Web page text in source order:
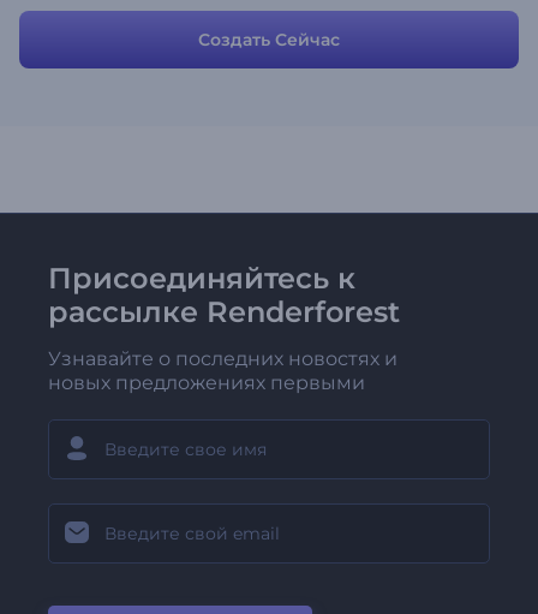
медиа-файлами и описаниями и получить желаемый
результат всего за несколько минут. Попробуйте самый
простой способ создания профессионального промо видео.
Создать Сейчас
Присоединяйтесь к
рассылке Renderforest
Узнавайте о последних новостях и
новых предложениях первыми